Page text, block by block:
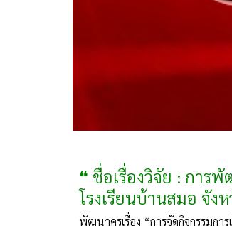
❝ ชื่อเรื่องวิจัย : การพั
โรงเรียนบ้านสมอ จัง
พัฒนาครูเรื่อง “การจัดกิจกรรมกา